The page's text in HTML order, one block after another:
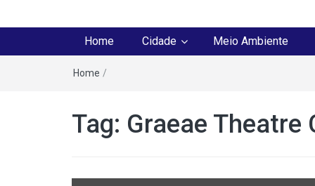
Home Cidade Meio Ambiente
Home /
Tag: Graeae Theatre